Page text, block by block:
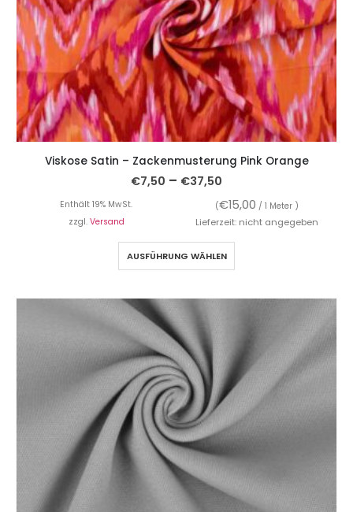
Viskose Satin – Zackenmusterung Pink Orange
€7,50 – €37,50
Enthält 19% MwSt. (€15,00 / 1 Meter )
zzgl. Versand Lieferzeit: nicht angegeben
AUSFÜHRUNG WÄHLEN